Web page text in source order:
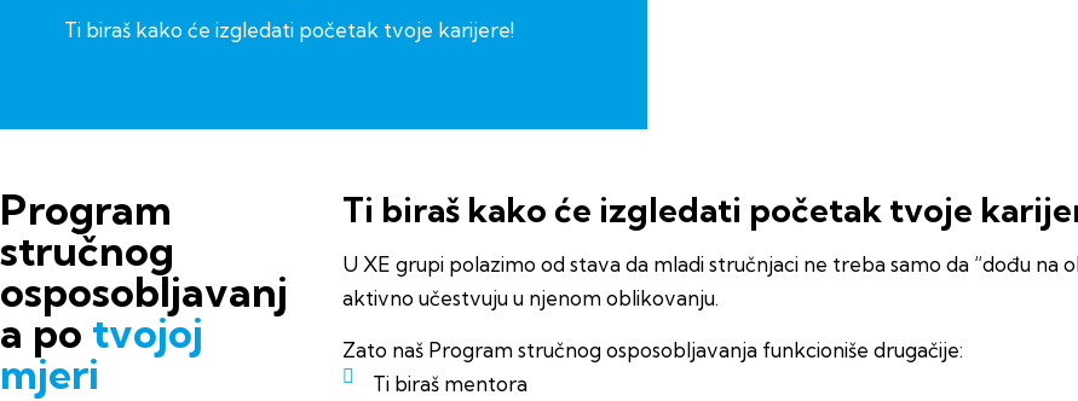
Ti biraš kako će izgledati početak tvoje karijere!
Program
stručnog
osposobljavanj
a po tvojoj
mjeri
Ti biraš kako će izgledati početak tvoje
U XE grupi polazimo od stava da mladi stručnjaci ne treba samo da “dođu na
aktivno učestvuju u njenom oblikovanju.
Zato naš Program stručnog osposobljavanja funkcioniše drugačije:
Ti biraš mentora